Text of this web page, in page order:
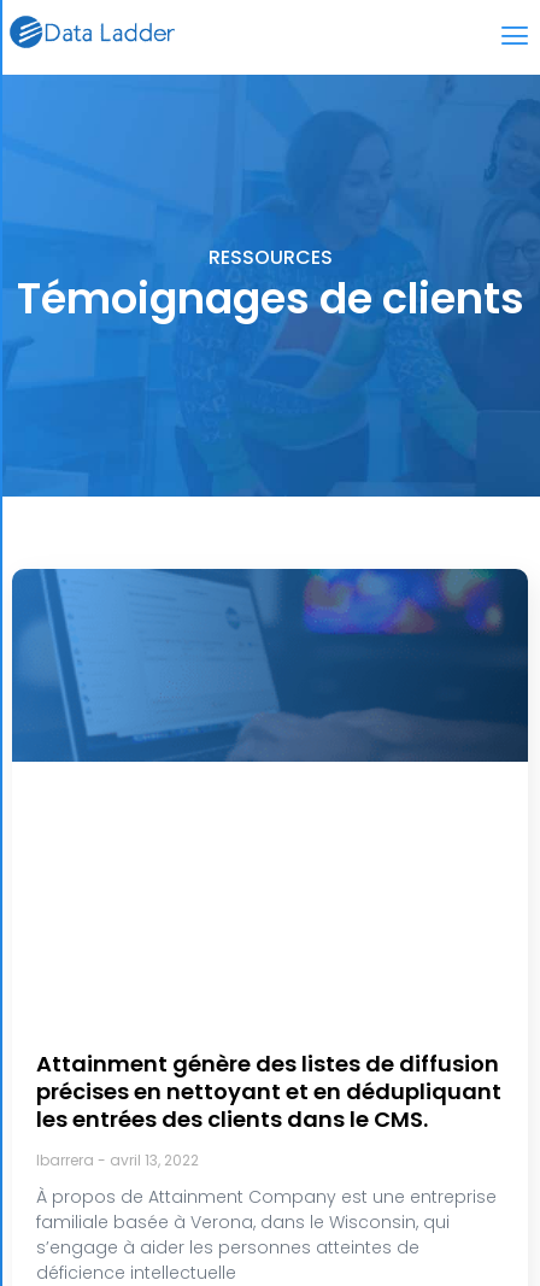
RESSOURCES
Témoignages de clients
Attainment génère des listes de diffusion
précises en nettoyant et en dédupliquant
les entrées des clients dans le CMS.
lbarrera avril 13, 2022
À propos de Attainment Company est une entreprise
familiale basée à Verona, dans le Wisconsin, qui
s’engage à aider les personnes atteintes de
déficience intellectuelle